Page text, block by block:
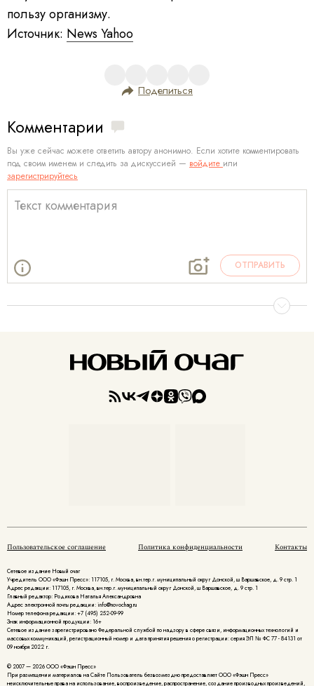
пользу организму.
Источник: News Yahoo
Поделиться
Комментарии
Вы уже сейчас можете ответить автору анонимно. Если хотите комментировать
под своим именем и следить за дискуссией — войдите или
зарегистрируйтесь
ОТПРАВИТЬ
Пользовательское соглашение Политика конфиденциальности Контакты
Сетевое издание Новый очаг
Учредитель ООО «Фэшн Пресс»: 117105, г. Москва, вн.тер.г. муниципальный округ Донской, ш Варшавское, д. 9 стр. 1
Адрес редакции: 117105, г. Москва, вн.тер.г. муниципальный округ Донской, ш Варшавское, д. 9 стр. 1
Главный редактор: Родикова Наталья Александровна
Адрес электронной почты редакции: info@novochag.ru
Номер телефона редакции: +7 (495) 252-09-99
Знак информационной продукции: 16+
Cетевое издание зарегистрировано Федеральной службой по надзору в сфере связи, информационных технологий и
массовых коммуникаций, регистрационный номер и дата принятия решения о регистрации: серия ЭЛ № ФС 77 - 84131 от
09 ноября 2022 г.
© 2007 — 2026 ООО «Фэшн Пресс»
При размещении материалов на Сайте Пользователь безвозмездно предоставляет ООО «Фэшн Пресс»
неисключительные права на использование, воспроизведение, распространение, создание производных произведений,